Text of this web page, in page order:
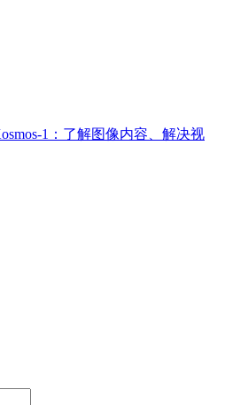
1：了解图像内容、解决视